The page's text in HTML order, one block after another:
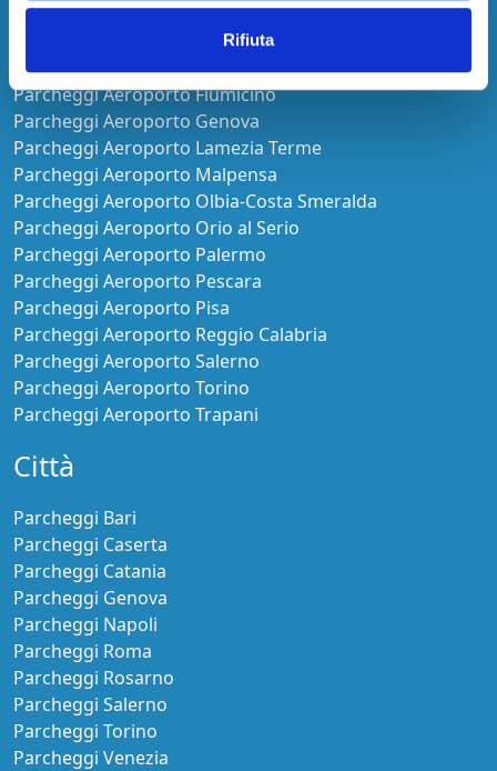
Rifiuta
Parcheggi Aeroporto Ciampino
Parcheggi Aeroporto Comiso
Parcheggi Aeroporto Firenze
Parcheggi Aeroporto Fiumicino
Parcheggi Aeroporto Genova
Parcheggi Aeroporto Lamezia Terme
Parcheggi Aeroporto Malpensa
Parcheggi Aeroporto Olbia-Costa Smeralda
Parcheggi Aeroporto Orio al Serio
Parcheggi Aeroporto Palermo
Parcheggi Aeroporto Pescara
Parcheggi Aeroporto Pisa
Parcheggi Aeroporto Reggio Calabria
Parcheggi Aeroporto Salerno
Parcheggi Aeroporto Torino
Parcheggi Aeroporto Trapani
Città
Parcheggi Bari
Parcheggi Caserta
Parcheggi Catania
Parcheggi Genova
Parcheggi Napoli
Parcheggi Roma
Parcheggi Rosarno
Parcheggi Salerno
Parcheggi Torino
Parcheggi Venezia